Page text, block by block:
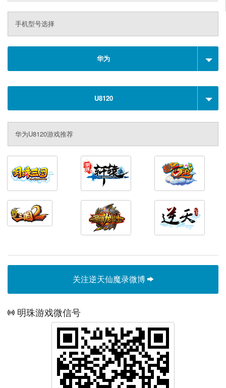
手机型号选择
华为
U8120
华为U8120游戏推荐
关注逆天仙魔录微博
明珠游戏微信号